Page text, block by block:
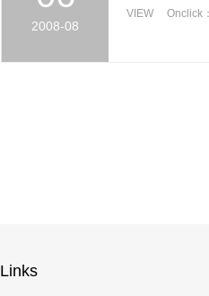
2008-08
VIEW Onclick
Links